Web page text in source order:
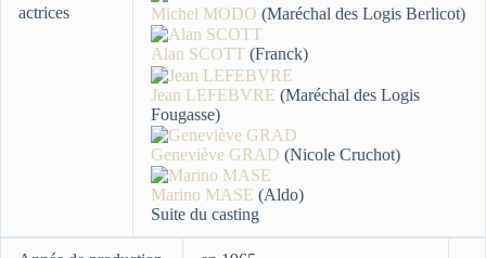
actrices
Michel MODO (Maréchal des Logis Berlicot)
Alan SCOTT (Franck)
Jean LEFEBVRE (Maréchal des Logis
Fougasse)
Geneviève GRAD (Nicole Cruchot)
Marino MASE (Aldo)
Suite du casting